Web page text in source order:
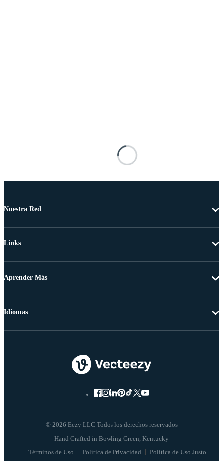
Nuestra Red
Links
Aprender Más
© 2026 Eezy LLC Todos los derechos reservados
Términos de Uso Política de Privacidad Política de Uso Justo
Idiomas